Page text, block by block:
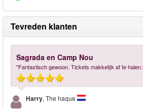
Tevreden klanten
Sagrada en Camp Nou
"Fantastisch gewoon. Tickets makkelijk af te
Harry, The haque